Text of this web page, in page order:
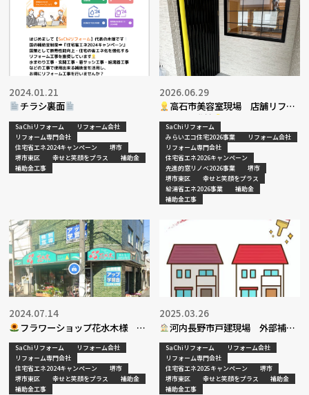
チラシ裏面
2024.01.21
SaChiリフォーム
リフォーム会社
リフォーム専門会社
住宅省エネ2024キャンペーン
堺市
堺市東区
幸せと笑顔をプラス
補助金
補助金工事
高石市美容室現場 店舗リフォ
ーム工事進捗
2026.06.29
SaChiリフォーム
みらいエコ住宅2026事業
リフォーム会社
リフォーム専門会社
住宅省エネ2026キャンペーン
先進的窓リノベ2026事業
堺市
堺市東区
幸せと笑顔をプラス
給湯省エネ2026事業
補助金
補助金工事
フラワーショップ花水木様 入
口ドアハンドル取付・戸車入替工
事決定
2024.07.14
SaChiリフォーム
リフォーム会社
リフォーム専門会社
住宅省エネ2024キャンペーン
堺市
堺市東区
幸せと笑顔をプラス
補助金
補助金工事
河内長野市戸建現場 外部補修
工事完了
2025.03.26
SaChiリフォーム
リフォーム会社
リフォーム専門会社
住宅省エネ2025キャンペーン
堺市
堺市東区
幸せと笑顔をプラス
補助金
補助金工事